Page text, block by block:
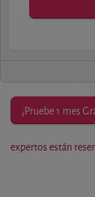
¡Pruebe 1 mes
expertos están